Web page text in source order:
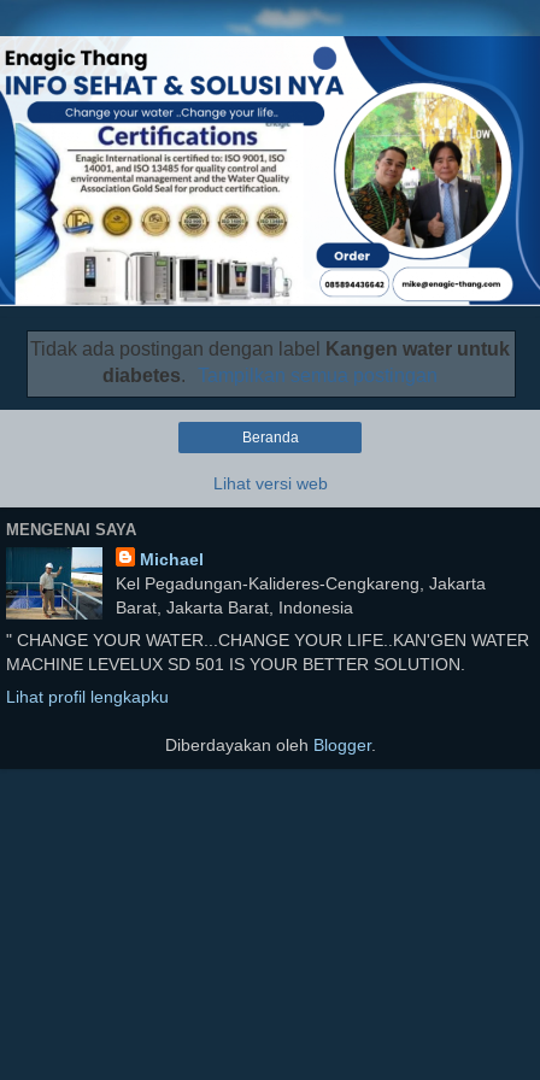
Tidak ada postingan dengan label
Kangen water untuk
diabetes. Tampilkan semua postingan
Beranda
Lihat versi web
MENGENAI SAYA
Michael
Kel Pegadungan-Kalideres-Cengkareng, Jakarta
Barat, Jakarta Barat, Indonesia
" CHANGE YOUR WATER...CHANGE YOUR LIFE..KAN'GEN WATER
MACHINE LEVELUX SD 501 IS YOUR BETTER SOLUTION.
Lihat profil lengkapku
Diberdayakan oleh Blogger.